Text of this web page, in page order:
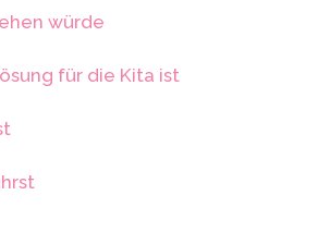
würde
für die Kita ist